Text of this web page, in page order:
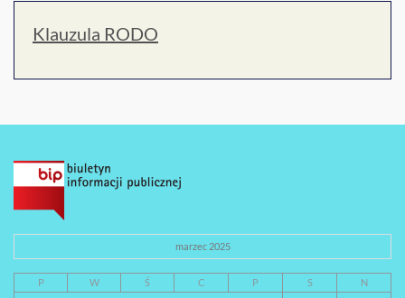
Klauzula RODO
marzec 2025
P W Ś C P S
N